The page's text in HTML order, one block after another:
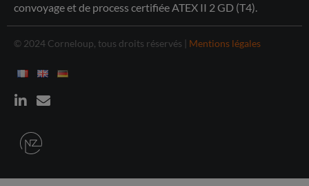
convoyage et de process certifiée ATEX II 2 GD (T4).
© 2024 Corneloup, tous droits réservés | Mentions légales